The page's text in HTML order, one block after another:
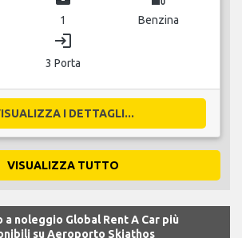
1 Benzina
login
3 Porta
I DETTAGLI...
VISUALIZZA TUTTO
a noleggio Global Rent A Car più
su Aeroporto Skiathos